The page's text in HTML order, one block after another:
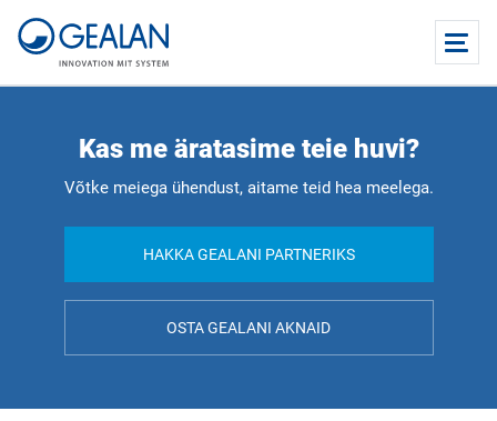
Kas me äratasime teie huvi?
Võtke meiega ühendust, aitame teid hea meelega.
HAKKA GEALANI PARTNERIKS
OSTA GEALANI AKNAID